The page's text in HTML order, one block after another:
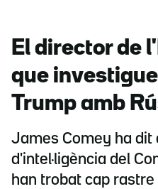
El director de
que
Trump amb
James Comey ha dit
d'intel·ligència del
han trobat cap